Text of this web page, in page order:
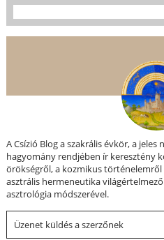
A Csízió Blog a szakrális évkör, a
hagyomány rendjében ír keresztény
örökségről, a kozmikus történelemről
asztrális hermeneutika
asztrológia módszerével.
Üzenet küldés a szerzőnek